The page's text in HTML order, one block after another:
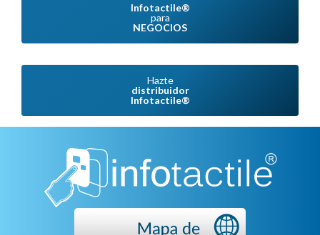
Infotactile®
para
NEGOCIOS
Hazte
distribuidor
Infotactile®